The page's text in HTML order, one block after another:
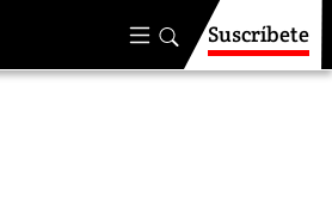
Suscríbete